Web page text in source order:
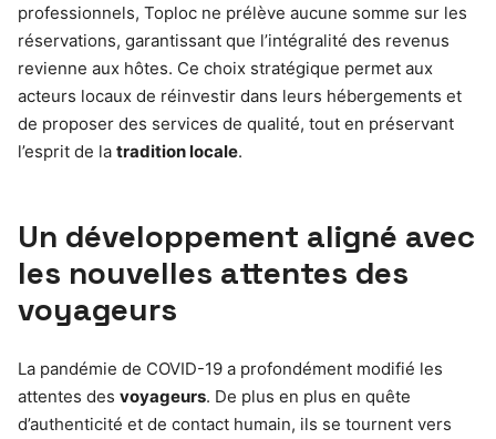
professionnels, Toploc ne prélève aucune somme sur les
réservations, garantissant que l’intégralité des revenus
revienne aux hôtes. Ce choix stratégique permet aux
acteurs locaux de réinvestir dans leurs hébergements et
de proposer des services de qualité, tout en préservant
l’esprit de la tradition locale.
Un développement aligné avec
les nouvelles attentes des
voyageurs
La pandémie de COVID-19 a profondément modifié les
attentes des voyageurs. De plus en plus en quête
d’authenticité et de contact humain, ils se tournent vers